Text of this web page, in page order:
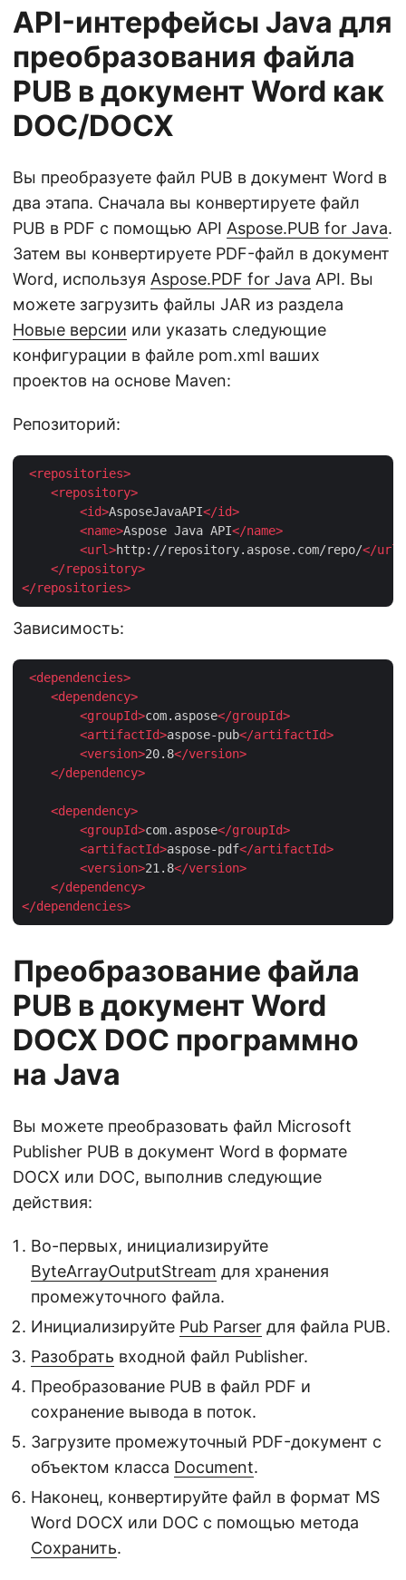
API-интерфейсы Java для
преобразования файла
PUB в документ Word как
DOC/DOCX
Вы преобразуете файл PUB в документ Word в
два этапа. Сначала вы конвертируете файл
PUB в PDF с помощью API Aspose.PUB for Java.
Затем вы конвертируете PDF-файл в документ
Word, используя Aspose.PDF for Java API. Вы
можете загрузить файлы JAR из раздела
Новые версии или указать следующие
конфигурации в файле pom.xml ваших
проектов на основе Maven:
Репозиторий:
<repositories>
<repository>
<id>AsposeJavaAPI</id>
<name>Aspose Java API</name>
<url>http://repository.aspose.com/repo/</url
</repository>
</repositories>
Зависимость:
<dependencies>
<dependency>
<groupId>com.aspose</groupId>
<artifactId>aspose-pub</artifactId>
<version>20.8</version>
</dependency>
<dependency>
<groupId>com.aspose</groupId>
<artifactId>aspose-pdf</artifactId>
<version>21.8</version>
</dependency>
</dependencies>
Преобразование файла
PUB в документ Word
DOCX DOC программно
на Java
Вы можете преобразовать файл Microsoft
Publisher PUB в документ Word в формате
DOCX или DOC, выполнив следующие
действия:
Во-первых, инициализируйте
ByteArrayOutputStream для хранения
промежуточного файла.
Инициализируйте Pub Parser для файла PUB.
Разобрать входной файл Publisher.
Преобразование PUB в файл PDF и
сохранение вывода в поток.
Загрузите промежуточный PDF-документ с
объектом класса Document.
Наконец, конвертируйте файл в формат MS
Word DOCX или DOC с помощью метода
Сохранить.